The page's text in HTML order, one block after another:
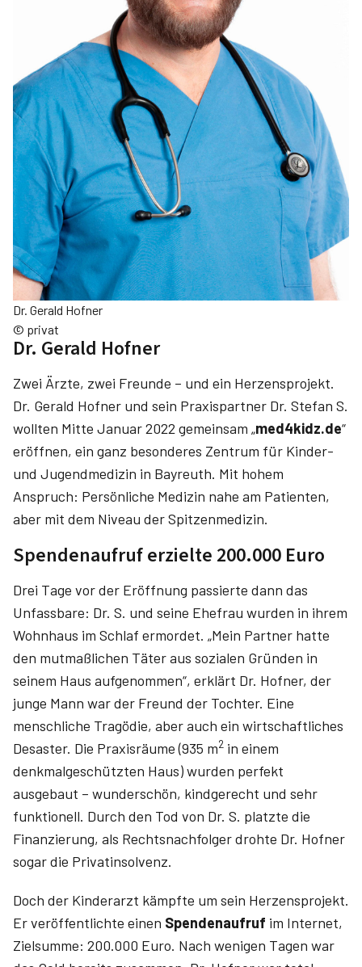
Dr. Gerald Hofner
© privat
Dr. Gerald Hofner
Zwei Ärzte, zwei Freunde – und ein Herzensprojekt.
Dr. Gerald Hofner und sein Praxispartner Dr. Stefan S.
wollten Mitte Januar 2022 gemeinsam „med4kidz.de“
eröffnen, ein ganz besonderes Zentrum für Kinder-
und Jugendmedizin in Bayreuth. Mit hohem
Anspruch: Persönliche Medizin nahe am Patienten,
aber mit dem Niveau der Spitzenmedizin.
Spendenaufruf erzielte 200.000 Euro
Drei Tage vor der Eröffnung passierte dann das
Unfassbare: Dr. S. und seine Ehefrau wurden in ihrem
Wohnhaus im Schlaf ermordet. „Mein Partner hatte
den mutmaßlichen Täter aus sozialen Gründen in
seinem Haus aufgenommen“, erklärt Dr. Hofner, der
junge Mann war der Freund der Tochter. Eine
menschliche Tragödie, aber auch ein wirtschaftliches
Desaster. Die Praxisräume (935 m2 in einem
denkmalgeschützten Haus) wurden perfekt
ausgebaut – wunderschön, kindgerecht und sehr
funktionell. Durch den Tod von Dr. S. platzte die
Finanzierung, als Rechtsnachfolger drohte Dr. Hofner
sogar die Privatinsolvenz.
Doch der Kinderarzt kämpfte um sein Herzensprojekt.
Er veröffentlichte einen Spendenaufruf im Internet,
Zielsumme: 200.000 Euro. Nach wenigen Tagen war